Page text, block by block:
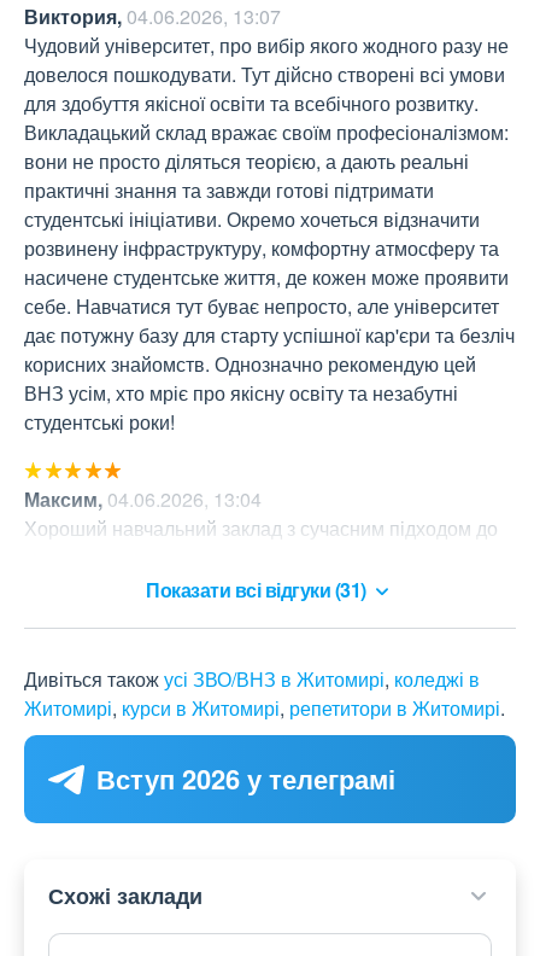
Виктория,04.06.2026, 13:07
Чудовий університет, про вибір якого жодного разу не
довелося пошкодувати. Тут дійсно створені всі умови
для здобуття якісної освіти та всебічного розвитку.
Викладацький склад вражає своїм професіоналізмом:
вони не просто діляться теорією, а дають реальні
практичні знання та завжди готові підтримати
студентські ініціативи. Окремо хочеться відзначити
розвинену інфраструктуру, комфортну атмосферу та
насичене студентське життя, де кожен може проявити
себе. Навчатися тут буває непросто, але університет
дає потужну базу для старту успішної кар'єри та безліч
корисних знайомств. Однозначно рекомендую цей
ВНЗ усім, хто мріє про якісну освіту та незабутні
студентські роки!
Максим, 04.06.2026, 13:04
Хороший навчальний заклад з сучасним підходом до
Показати всі відгуки (31)
Дивіться такожусі ЗВО/ВНЗ в Житомирі, коледжі в
Житомирі, курси в Житомирі, репетитори в Житомирі.
Вступ 2026 у телеграмі
Схожі заклади